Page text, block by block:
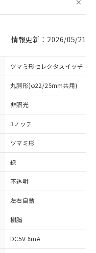
情報更新：2026/05/21
ツマミ形セレクタスイッチ
丸胴形(φ22/25mm共用)
非照光
3ノッチ
ツマミ形
緑
不透明
左右自動
樹脂
DC5V 6mA